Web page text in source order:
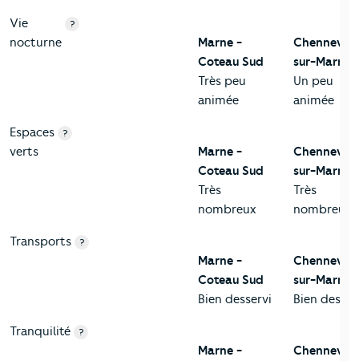
Vie
nocturne
?
Marne -
Coteau Sud
Très peu
animée
sur-Marne
Un peu
animée
Espaces
verts
?
Marne -
Coteau Sud
Très
nombreux
sur-Marne
Très
nombreux
Transports ?
Marne -
Coteau Sud
Bien desservi
sur-Marne
Bien
Tranquilité ?
Marne -